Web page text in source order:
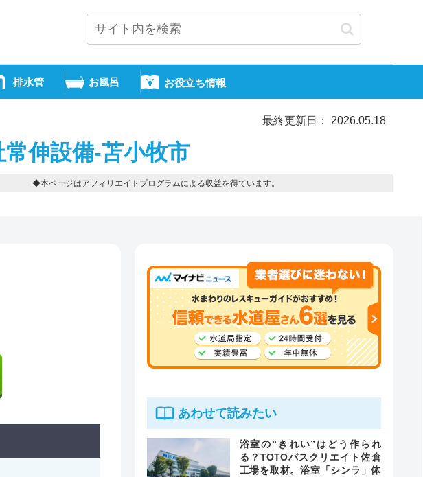
排水管 お風呂 お役立ち情報
最終更新日： 2026.05.18
伸設備-苫小牧市
◆本ページはアフィリエイトプログラムによる収益を得ています。
あわせて読みたい
浴室の”きれい”はどう作られ
る？TOTOバスクリエイト佐倉
工場を取材。浴室「シンラ」体